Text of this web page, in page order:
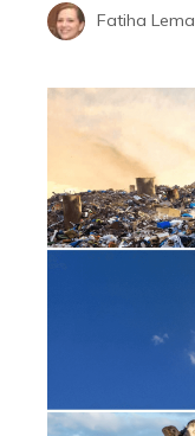
Fatiha Lema